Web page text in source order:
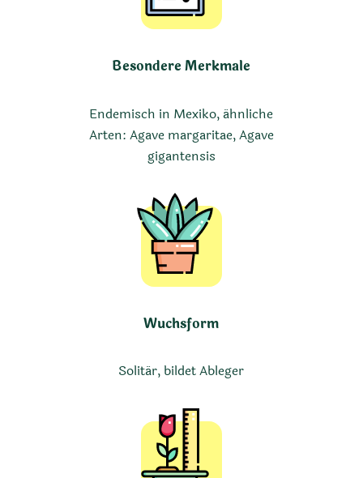
Besondere Merkmale
Endemisch in Mexiko, ähnliche
Arten: Agave margaritae, Agave
gigantensis
Wuchsform
Solitär, bildet Ableger